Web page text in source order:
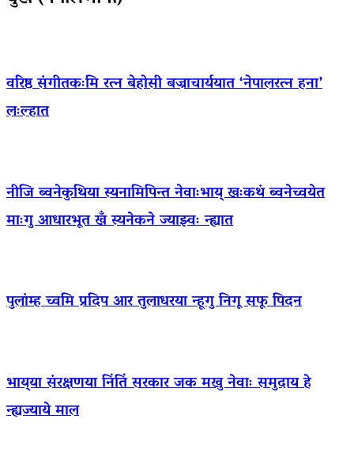
वरिष्ठ संगीतकःमि रत्न बेहोसी बज्राचार्ययात ‘नेपालरत्न हना’
लःल्हात
नीजि ब्वनेकुथिया स्यनामिपिन्त नेवाःभाय् खःकथं ब्वनेच्वयेत
माःगु आधारभूत खँ स्यनेकने ज्याझ्वः न्ह्यात
पुलांम्ह च्वमि प्रदिप आर तुलाधरया न्हूगु निगू सफू पिदन
भाय्‌या संरक्षणया निंतिं सरकार जक मखु नेवाः समुदाय हे
न्ह्यज्याये माल